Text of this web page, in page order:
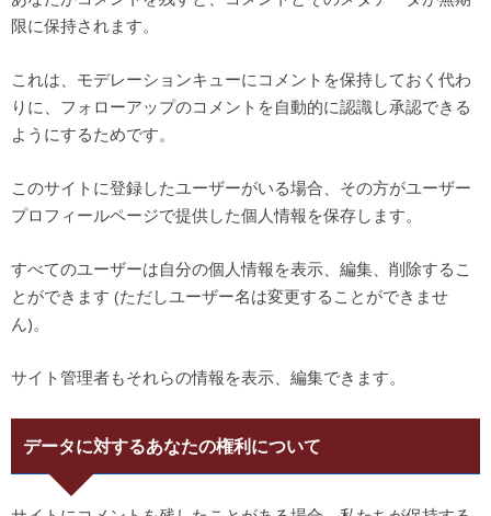
限に保持されます。
これは、モデレーションキューにコメントを保持しておく代わ
りに、フォローアップのコメントを自動的に認識し承認できる
ようにするためです。
このサイトに登録したユーザーがいる場合、その方がユーザー
プロフィールページで提供した個人情報を保存します。
すべてのユーザーは自分の個人情報を表示、編集、削除するこ
とができます (ただしユーザー名は変更することができませ
ん)。
サイト管理者もそれらの情報を表示、編集できます。
データに対するあなたの権利について